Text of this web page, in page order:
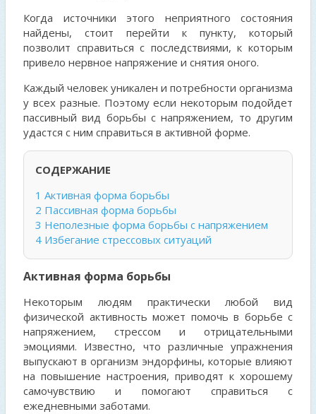
Когда источники этого неприятного состояния
найдены, стоит перейти к пункту, который
позволит справиться с последствиями, к которым
привело нервное напряжение и снятия оного.
Каждый человек уникален и потребности организма
у всех разные. Поэтому если некоторым подойдет
пассивный вид борьбы с напряжением, то другим
удастся с ним справиться в активной форме.
СОДЕРЖАНИЕ
1 Активная форма борьбы
2 Пассивная форма борьбы
3 Неполезные форма борьбы с напряжением
4 Избегание стрессовых ситуаций
Активная форма борьбы
Некоторым людям практически любой вид
физической активность может помочь в борьбе с
напряжением, стрессом и отрицательными
эмоциями. Известно, что различные упражнения
выпускают в организм эндорфины, которые влияют
на повышение настроения, приводят к хорошему
самочувствию и помогают справиться с
ежедневными заботами.